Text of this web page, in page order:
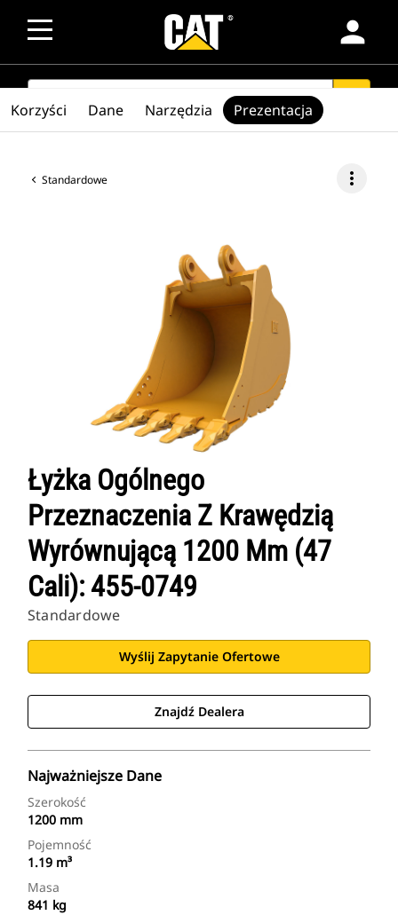
person
SEARCH
Standardowe more_vert
Łyżka Ogólnego
Przeznaczenia Z Krawędzią
Wyrównującą 1200 Mm (47
Cali): 455-0749
Standardowe
Wyślij Zapytanie Ofertowe
Znajdź Dealera
Najważniejsze Dane
Szerokość
1200 mm
Pojemność
1.19 m³
Masa
841 kg
Korzyści Dane Narzędzia Prezentacja